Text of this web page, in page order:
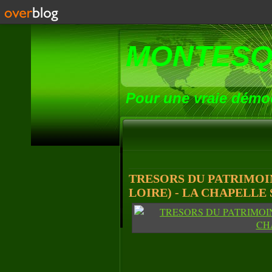
Pour une vraie
TRESORS DU
LOIRE) - LA CHAPELLE